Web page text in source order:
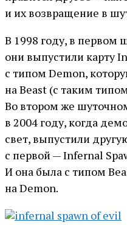
и их возвращение в
В 1998 году, в первом
они выпустили карту
с типом Demon,
на Beast (с таким
Во втором же
в 2004 году, когда
свет, выпустили
с первой — Infernal
И она была с типом
на Demon.